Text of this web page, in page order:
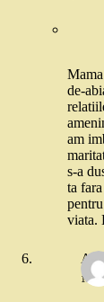
de-
am
s-a
ta
viata.
Ana
19